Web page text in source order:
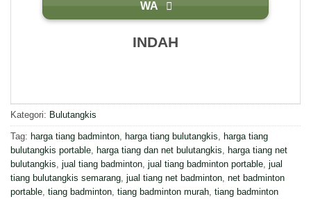
WA
INDAH
Kategori: Bulutangkis
Tag: harga tiang badminton harga tiang bulutangkis
harga tiang
bulutangkis portable
harga tiang dan net bulutangkis
harga tiang net
bulutangkis jual tiang badminton jual tiang badminton portable jual
tiang bulutangkis semarang jual tiang net badminton net badminton
portable tiang badminton tiang badminton murah tiang badminton